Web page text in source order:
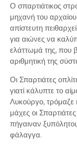
Ο σπαρτιάτικος
μηχανή του
απίστευτη
για αιώνες να
ελάττωμά της, που
αριθμητική της
Οι Σπαρτιάτες
γιατί κάλυπτε το
Λυκούργο, τρόμαζε
μάχες οι
πήγαιναν
φάλαγγα.